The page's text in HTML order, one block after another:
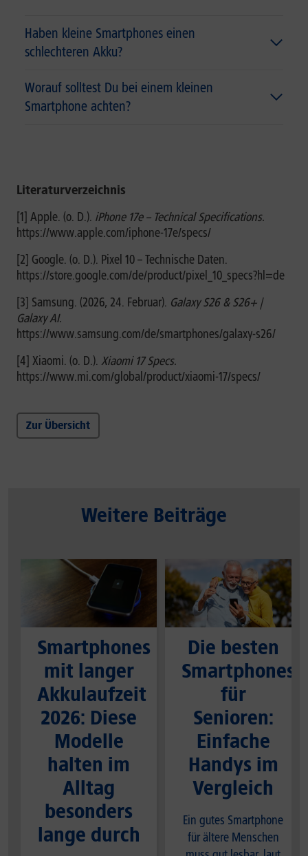
Haben kleine Smartphones einen
schlechteren Akku?
Worauf solltest Du bei einem kleinen
Smartphone achten?
Literaturverzeichnis
[1] Apple. (o. D.). iPhone 17e – Technical Specifications.
https://www.apple.com/iphone-17e/specs/
[2] Google. (o. D.). Pixel 10 – Technische Daten.
https://store.google.com/de/product/pixel_10_specs?hl=de
[3] Samsung. (2026, 24. Februar). Galaxy S26 & S26+ |
Galaxy AI.
https://www.samsung.com/de/smartphones/galaxy-s26/
[4] Xiaomi. (o. D.). Xiaomi 17 Specs.
https://www.mi.com/global/product/xiaomi-17/specs/
Zur Übersicht
Weitere Beiträge
Smartphones
mit langer
Akkulaufzeit
2026: Diese
Modelle
halten im
Alltag
besonders
lange durch
Die besten
Smartphones
für
Senioren:
Einfache
Handys im
Vergleich
Ein gutes Smartphone
für ältere Menschen